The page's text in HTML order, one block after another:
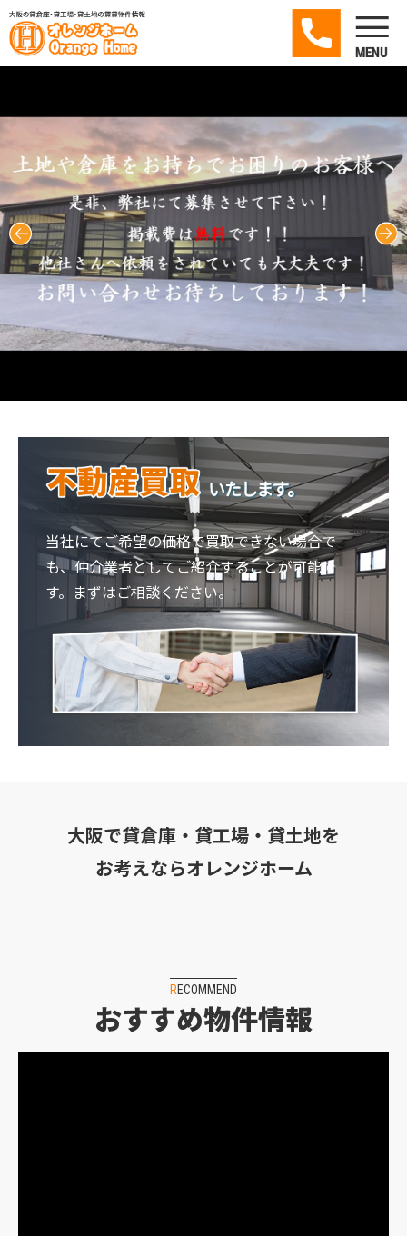
当社にてご希望の価格で買取できない場合で
も、仲介業者としてご紹介することが可能で
す。まずはご相談ください。
大阪で貸倉庫・貸工場・貸土地を
お考えならオレンジホーム
RECOMMEND
おすすめ物件情報